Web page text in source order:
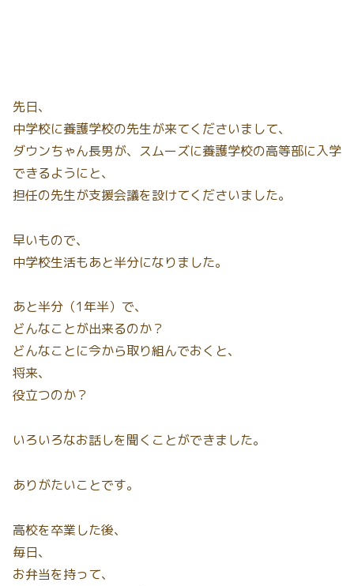
先日、
中学校に養護学校の先生が来てくださいまして、
ダウンちゃん長男が、スムーズに養護学校の高等部に入学
できるようにと、
担任の先生が支援会議を設けてくださいました。
早いもので、
中学校生活もあと半分になりました。
あと半分（1年半）で、
どんなことが出来るのか？
どんなことに今から取り組んでおくと、
将来、
役立つのか？
いろいろなお話しを聞くことができました。
ありがたいことです。
高校を卒業した後、
毎日、
お弁当を持って、